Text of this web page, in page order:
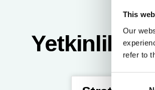
This
Our
refer to
Consent